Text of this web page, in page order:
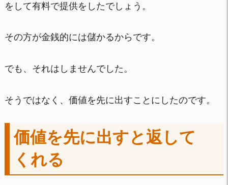
をして有料で提供をしたでしょう。
その方が金銭的には儲かるからです。
でも、それはしませんでした。
そうではなく、価値を先に出すことにしたのです。
価値を先に出すと返して
くれる